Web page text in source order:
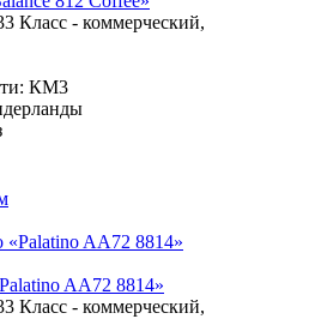
Класс - коммерческий,
КМ3
AA72 8814»
Класс - коммерческий,